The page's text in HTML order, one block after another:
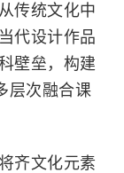
传统文化中
代设计作品
壁垒，构建
层次融合课
齐文化元素